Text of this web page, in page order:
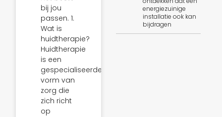
bij jou
passen. 1.
Wat is
huidtherapie?
Huidtherapie
is een
gespecialiseerde
vorm van
zorg die
zich richt
op
energiezuinige
installatie ook kan
bijdragen